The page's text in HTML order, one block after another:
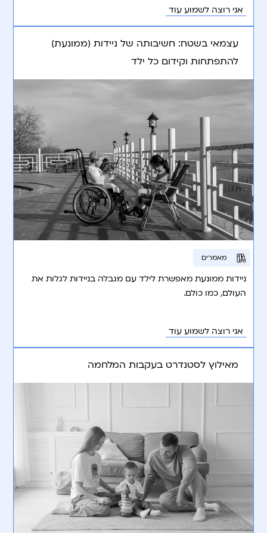
אני רוצה לשמוע עוד
עצמאי בשטח: חשיבותה של ניידות (ממונעת)
להתפתחות וקידום כל ילד
מאמרים
ניידות ממונעת מאפשרת לילד עם מגבלה בניידות לגלות את
העולם, כמו כולם.
אני רוצה לשמוע עוד
מאילוץ לסטנדרט בעקבות המלחמה